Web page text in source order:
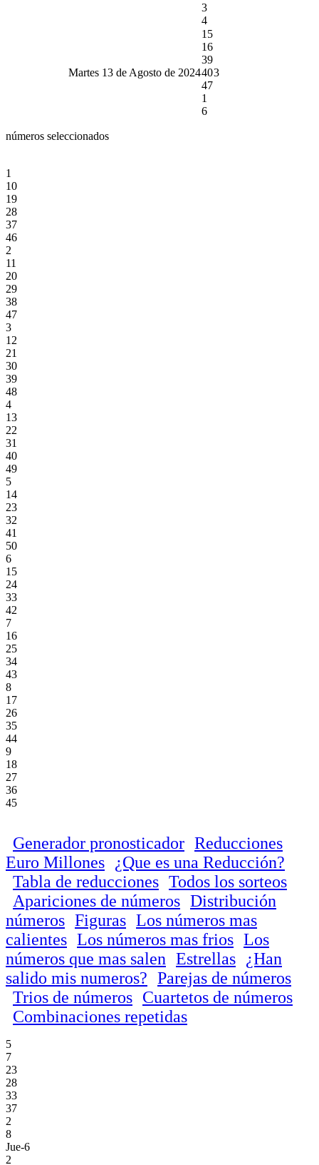
3
4
Martes 13 de Agosto de 2024
15
16
39
40
47
1
6
3
números seleccionados
1
10
19
28
37
46
2
11
20
29
38
47
3
12
21
30
39
48
4
13
22
31
40
49
5
14
23
32
41
50
6
15
24
33
42
7
16
25
34
43
8
17
26
35
44
9
18
27
36
45
Generador pronosticador Reducciones
Euro Millones
¿Que es una Reducción?
Tabla de reducciones Todos los sorteos
Apariciones de números Distribución
números Figuras Los números mas
calientes Los números mas frios Los
números que mas salen Estrellas
¿Han
salido mis numeros? Parejas de números
Trios de números Cuartetos de números
Combinaciones repetidas
5
7
23
28
33
37
2
8
Jue-6
2